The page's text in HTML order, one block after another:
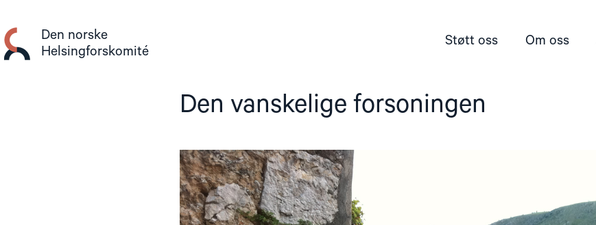
innhold
Den norske
Helsingforskomité
Støtt oss Om oss
Den vanskelige forsoningen